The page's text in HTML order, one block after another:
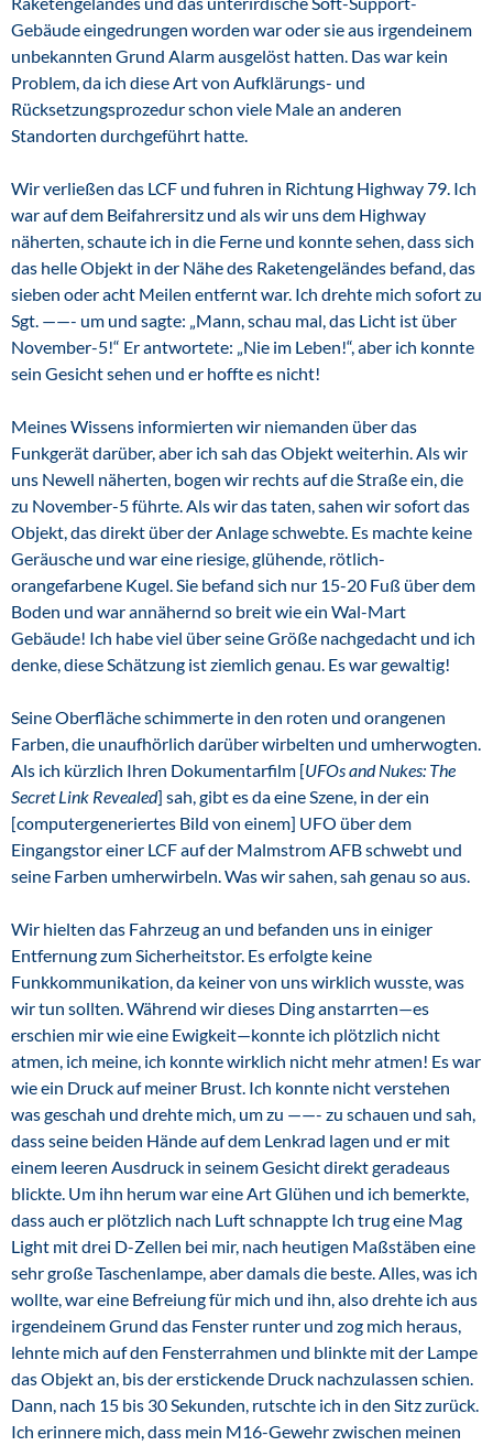
Gebäude eingedrungen worden war oder sie aus irgendeinem
unbekannten Grund Alarm ausgelöst hatten. Das war kein
Problem, da ich diese Art von Aufklärungs- und
Rücksetzungsprozedur schon viele Male an anderen
Standorten durchgeführt hatte.
Wir verließen das LCF und fuhren in Richtung Highway 79. Ich
war auf dem Beifahrersitz und als wir uns dem Highway
näherten, schaute ich in die Ferne und konnte sehen, dass sich
das helle Objekt in der Nähe des Raketengeländes befand, das
sieben oder acht Meilen entfernt war. Ich drehte mich sofort zu
Sgt. ——- um und sagte: „Mann, schau mal, das Licht ist über
November-5!“ Er antwortete: „Nie im Leben!“, aber ich konnte
sein Gesicht sehen und er hoffte es nicht!
Meines Wissens informierten wir niemanden über das
Funkgerät darüber, aber ich sah das Objekt weiterhin. Als wir
uns Newell näherten, bogen wir rechts auf die Straße ein, die
zu November-5 führte. Als wir das taten, sahen wir sofort das
Objekt, das direkt über der Anlage schwebte. Es machte keine
Geräusche und war eine riesige, glühende, rötlich-
orangefarbene Kugel. Sie befand sich nur 15-20 Fuß über dem
Boden und war annähernd so breit wie ein Wal-Mart
Gebäude! Ich habe viel über seine Größe nachgedacht und ich
denke, diese Schätzung ist ziemlich genau. Es war gewaltig!
Seine Oberfläche schimmerte in den roten und orangenen
Farben, die unaufhörlich darüber wirbelten und umherwogten.
Als ich kürzlich Ihren Dokumentarfilm [UFOs and Nukes: The
Secret Link Revealed] sah, gibt es da eine Szene, in der ein
[computergeneriertes Bild von einem] UFO über dem
Eingangstor einer LCF auf der Malmstrom AFB schwebt und
seine Farben umherwirbeln. Was wir sahen, sah genau so aus.
Wir hielten das Fahrzeug an und befanden uns in einiger
Entfernung zum Sicherheitstor. Es erfolgte keine
Funkkommunikation, da keiner von uns wirklich wusste, was
wir tun sollten. Während wir dieses Ding anstarrten—es
erschien mir wie eine Ewigkeit—konnte ich plötzlich nicht
atmen, ich meine, ich konnte wirklich nicht mehr atmen! Es war
wie ein Druck auf meiner Brust. Ich konnte nicht verstehen
was geschah und drehte mich, um zu ——- zu schauen und sah,
dass seine beiden Hände auf dem Lenkrad lagen und er mit
einem leeren Ausdruck in seinem Gesicht direkt geradeaus
blickte. Um ihn herum war eine Art Glühen und ich bemerkte,
dass auch er plötzlich nach Luft schnappte Ich trug eine Mag
Light mit drei D-Zellen bei mir, nach heutigen Maßstäben eine
sehr große Taschenlampe, aber damals die beste. Alles, was ich
wollte, war eine Befreiung für mich und ihn, also drehte ich aus
irgendeinem Grund das Fenster runter und zog mich heraus,
lehnte mich auf den Fensterrahmen und blinkte mit der Lampe
das Objekt an, bis der erstickende Druck nachzulassen schien.
Dann, nach 15 bis 30 Sekunden, rutschte ich in den Sitz zurück.
Ich erinnere mich, dass mein M16-Gewehr zwischen meinen